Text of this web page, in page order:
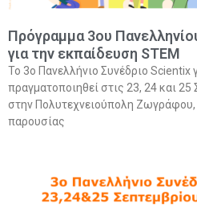
Πρόγραμμα 3ου
για την εκπαίδευση STEM
Το 3o Πανελλήνιο Συνέδριο Scientix
πραγματοποιηθεί στις 23, 24 και
στην Πολυτεχνειούπολη
παρουσίας